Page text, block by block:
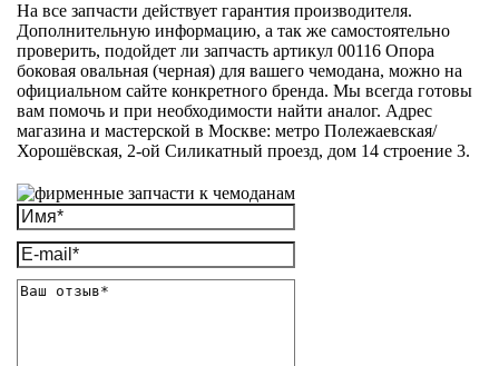
На все запчасти действует гарантия производителя.
Дополнительную информацию, а так же самостоятельно
проверить, подойдет ли запчасть артикул 00116 Опора
боковая овальная (черная) для вашего чемодана, можно на
официальном сайте конкретного бренда. Мы всегда готовы
вам помочь и при необходимости найти аналог. Адрес
магазина и мастерской в Москве: метро Полежаевская/
Хорошёвская, 2-ой Силикатный проезд, дом 14 строение 3.